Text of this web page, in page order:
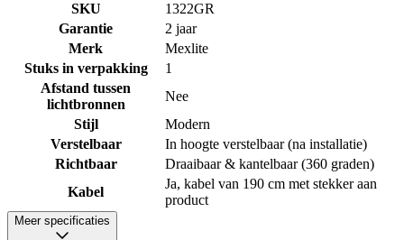
SKU
1322GR
Garantie
2 jaar
Merk
Mexlite
Stuks in verpakking
1
Afstand tussen
lichtbronnen
Nee
Stijl
Modern
Verstelbaar
In hoogte verstelbaar (na installatie)
Richtbaar
Draaibaar & kantelbaar (360 graden)
Kabel
Ja, kabel van 190 cm met stekker aan
product
Meer specificaties